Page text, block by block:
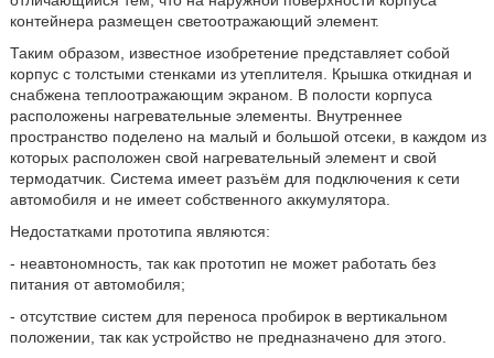
контейнера размещен светоотражающий элемент.
Таким образом, известное изобретение представляет собой
корпус с толстыми стенками из утеплителя. Крышка откидная и
снабжена теплоотражающим экраном. В полости корпуса
расположены нагревательные элементы. Внутреннее
пространство поделено на малый и большой отсеки, в каждом из
которых расположен свой нагревательный элемент и свой
термодатчик. Система имеет разъём для подключения к сети
автомобиля и не имеет собственного аккумулятора.
Недостатками прототипа являются:
- неавтономность, так как прототип не может работать без
питания от автомобиля;
- отсутствие систем для переноса пробирок в вертикальном
положении, так как устройство не предназначено для этого.